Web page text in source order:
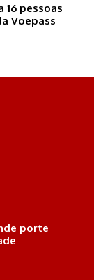
16 pessoas
Voepass
porte